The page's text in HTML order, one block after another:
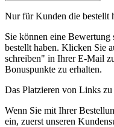
Nur für Kunden die bestellt
Sie können eine Bewertung
bestellt haben. Klicken Sie
schreiben" in Ihrer E-Mail
Bonuspunkte zu erhalten.
Das Platzieren von Links
Wenn Sie mit Ihrer
ein, zuerst unseren